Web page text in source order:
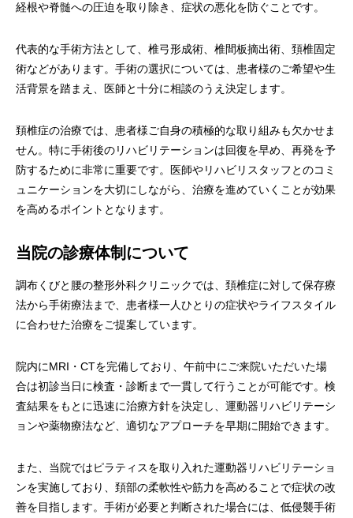
経根や脊髄への圧迫を取り除き、症状の悪化を防ぐことです。
代表的な手術方法として、椎弓形成術、椎間板摘出術、頚椎固定
術などがあります。手術の選択については、患者様のご希望や生
活背景を踏まえ、医師と十分に相談のうえ決定します。
頚椎症の治療では、患者様ご自身の積極的な取り組みも欠かせま
せん。特に手術後のリハビリテーションは回復を早め、再発を予
防するために非常に重要です。医師やリハビリスタッフとのコミ
ュニケーションを大切にしながら、治療を進めていくことが効果
を高めるポイントとなります。
当院の診療体制について
調布くびと腰の整形外科クリニックでは、頚椎症に対して保存療
法から手術療法まで、患者様一人ひとりの症状やライフスタイル
に合わせた治療をご提案しています。
院内にMRI・CTを完備しており、午前中にご来院いただいた場
合は初診当日に検査・診断まで一貫して行うことが可能です。検
査結果をもとに迅速に治療方針を決定し、運動器リハビリテーシ
ョンや薬物療法など、適切なアプローチを早期に開始できます。
また、当院ではピラティスを取り入れた運動器リハビリテーショ
ンを実施しており、頚部の柔軟性や筋力を高めることで症状の改
善を目指します。手術が必要と判断された場合には、低侵襲手術